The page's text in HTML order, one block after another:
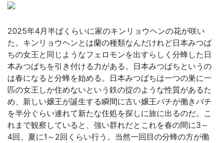
2025年4月半ばくらいに家のキンリョウヘンの花が咲い
た。キンリョウヘンとは蘭の種類なんだけれど日本みつば
ちの女王と同じようなフェロモンを出すらしく分蜂した日
本みつばちを引き付ける力がある。日本みつばちというの
は春になると分蜂を始める。日本みつばちは一つの巣に一
匹の女王しか住めないという鉄の掟のような性質があるた
め、新しい嬢王が誕生する瞬間に古い嬢王バチが働きバチ
を半分ぐらい連れて新たな住処を探しに旅に出るのだ。こ
れまで観察していると、強い群れだとこれを春の間に3～
4回、夏に1～2回くらい行う。当然一回目の分蜂の方が働